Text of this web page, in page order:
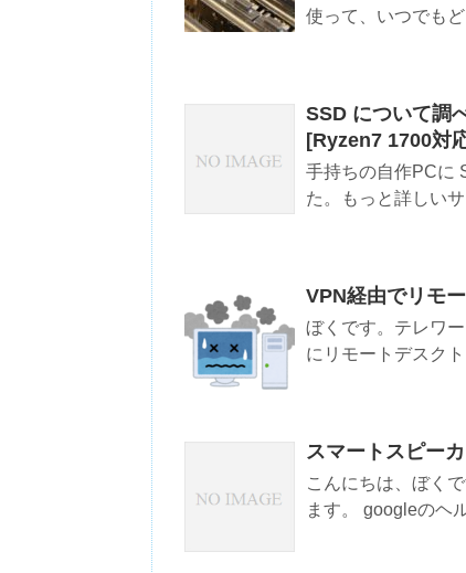
使って、いつでも
SSD について調
[Ryzen7 1700対
手持ちの自作PCに
た。もっと詳しい
VPN経由でリモ
ぼくです。テレワ
にリモートデスク
スマートスピー
こんにちは、ぼく
ます。 googleのヘ